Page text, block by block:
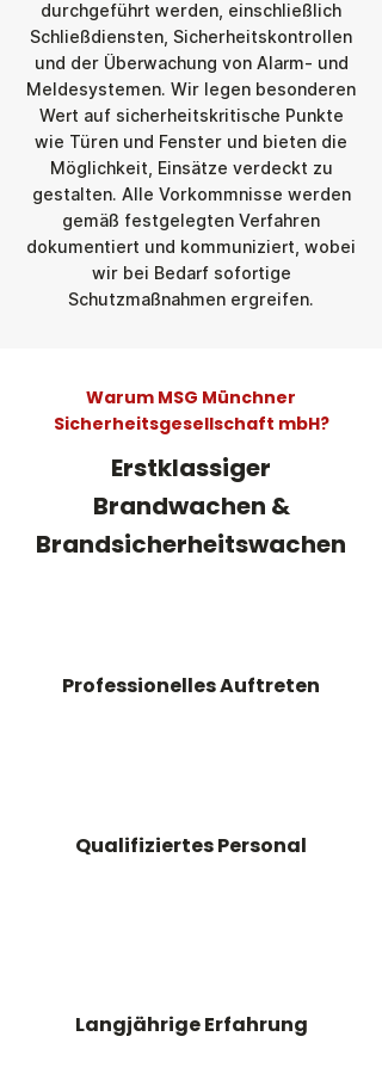
durchgeführt werden, einschließlich
Schließdiensten, Sicherheitskontrollen
und der Überwachung von Alarm- und
Meldesystemen. Wir legen besonderen
Wert auf sicherheitskritische Punkte
wie Türen und Fenster und bieten die
Möglichkeit, Einsätze verdeckt zu
gestalten. Alle Vorkommnisse werden
gemäß festgelegten Verfahren
dokumentiert und kommuniziert, wobei
wir bei Bedarf sofortige
Schutzmaßnahmen ergreifen.
Warum MSG Münchner
Sicherheitsgesellschaft mbH?
Erstklassiger
Brandwachen &
Brandsicherheitswachen
Professionelles Auftreten
Qualifiziertes Personal
Langjährige Erfahrung